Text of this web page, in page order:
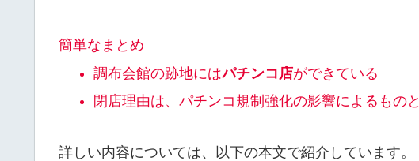
簡単なまとめ
調布会館の跡地にはパチンコ店ができている
閉店理由は、 パチンコ規制強化の影響によるもの
詳しい内容については、以下の本文で紹介しています。